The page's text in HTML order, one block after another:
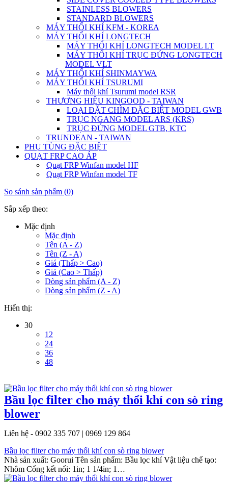
STAINLESS BLOWERS
STANDARD BLOWERS
MÁY THỔI KHÍ KFM - KOREA
MÁY THỔI KHÍ LONGTECH
MÁY THỔI KHÍ LONGTECH MODEL LT
MÁY THỔI KHÍ TRỤC ĐỨNG LONGTECH
MODEL VLT
MÁY THỔI KHÍ SHINMAYWA
MÁY THỔI KHÍ TSURUMI
Máy thổi khí Tsurumi model RSR
THƯƠNG HIỆU KINGOOD - TAIWAN
LOẠI ĐẶT CHÌM ĐẶC BIỆT MODEL GWB
TRỤC NGANG MODEL ARS (KRS)
TRỤC ĐỨNG MODEL GTB, KTC
TRUNDEAN - TAIWAN
PHỤ TÙNG ĐẶC BIỆT
QUẠT FRP CAO ÁP
Quạt FRP Winfan model HF
Quạt FRP Winfan model TF
So sánh sản phẩm (0)
Sắp xếp theo:
Mặc định
Mặc định
Tên (A - Z)
Tên (Z - A)
Giá (Thấp > Cao)
Giá (Cao > Thấp)
Dòng sản phẩm (A - Z)
Dòng sản phẩm (Z - A)
Hiển thị:
30
12
24
36
48
Bầu lọc filter cho máy thổi khí con sò ring
blower
Liên hệ - 0902 335 707 | 0969 129 864
Bầu lọc filter cho máy thổi khí con sò ring blower
Nhà sản xuất: Goorui Tên sản phẩm: Bầu lọc khí Vật liệu chế tạo:
Nhôm Cổng kết nối: 1in; 1 1/4in; 1…